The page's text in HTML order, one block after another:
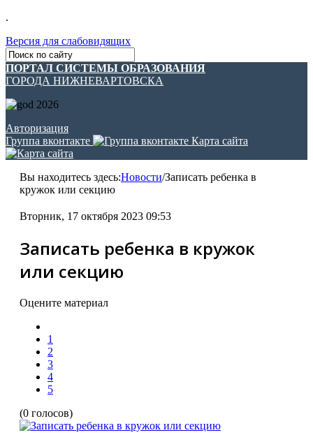
.
Версия для слабовидящих
ПОРТАЛ СИСТЕМЫ ОБРАЗОВАНИЯ
ГОРОДА НИЖНЕВАРТОВСКА
Авторизация
Группа вконтакте
Карта сайта
Вы находитесь здесь:Новости/Записать ребенка в
кружок или секцию
Вторник, 17 октября 2023 09:53
Записать ребенка в кружок
или секцию
Оцените материал
1
2
3
4
5
(0 голосов)